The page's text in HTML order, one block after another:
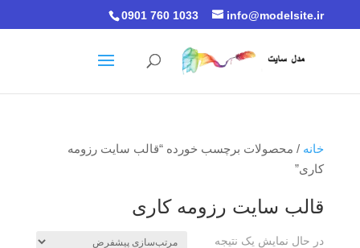
0901 760 1033 info@modelsite.ir
خانه / محصولات برچسب خورده “قالب سایت رزومه
کاری”
قالب سایت رزومه کاری
در حال نمایش یک نتیجه